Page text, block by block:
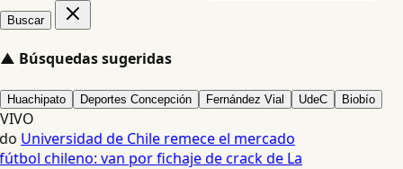
Buscar
▲ Búsquedas sugeridas
Huachipato Deportes Concepción Fernández Vial UdeC Biobío
VIVO
Universidad de Chile remece el mercado
chileno: van por fichaje de crack de La